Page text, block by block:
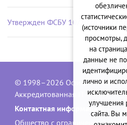
Утвержден ФСБУ 10/2026
© 1998–2026 Официальный
Аккредитованная IT-
Контактная информация:
Общество с ограниченной
(источники
просмотры,
на
данные не
лично и
улучшения
сайта. Вы